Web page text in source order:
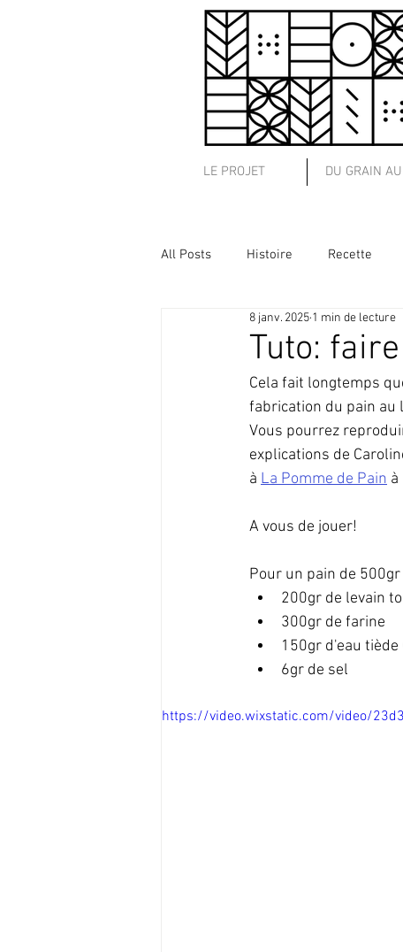
LE PROJET DU GRAIN
All Posts Histoire Recette
Patisserie Coopérative
Tuto:
8 janv. 2025 1 min de lecture
Cela fait longtemps
fabrication du pain au
Vous pourrez
explications de
à La Pomme de Pain à
A vous de jouer!
Pour un pain de
200gr de levain
300gr de farine
150gr d'eau
6gr de sel
https://video.wixstatic.com/video/